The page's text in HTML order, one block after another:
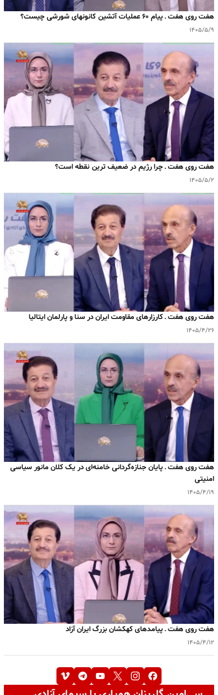
هفت روی هفت ـ پیام ۶۰ عملیات آتشین کانونهای شورشی چیست؟
۱۴۰۵/۵/۹
هفت روی هفت ـ چرا رژیم در ضعیف ترین نقطه است؟
۱۴۰۵/۵/۲
هفت روی هفت ـ کارزارهای مقاومت ایران در سنا و پارلمان ایتالیا
۱۴۰۵/۴/۲۶
هفت روی هفت ـ پایان جنازه‌گردانی خامنه‌ای در یک کلان مانور سیاسی
امنیتی
۱۴۰۵/۴/۱۹
هفت روی هفت ـ پیامدهای کهکشان بزرگ ایران آزاد
۱۴۰۵/۴/۱۲